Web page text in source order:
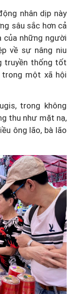
nhân dịp này
sâu sắc hơn cả
của những người
về sự nâng niu
truyền thống tốt
một xã hội
trong không
thu như mặt nạ,
ông lão, bà lão